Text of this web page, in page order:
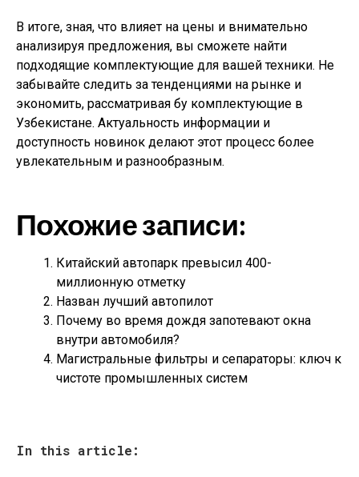
В итоге, зная, что влияет на цены и внимательно
анализируя предложения, вы сможете найти
подходящие комплектующие для вашей техники. Не
забывайте следить за тенденциями на рынке и
экономить, рассматривая бу комплектующие в
Узбекистане. Актуальность информации и
доступность новинок делают этот процесс более
увлекательным и разнообразным.
Похожие записи:
Китайский автопарк превысил 400-
миллионную отметку
Назван лучший автопилот
Почему во время дождя запотевают окна
внутри автомобиля?
Магистральные фильтры и сепараторы: ключ к
чистоте промышленных систем
In this article: